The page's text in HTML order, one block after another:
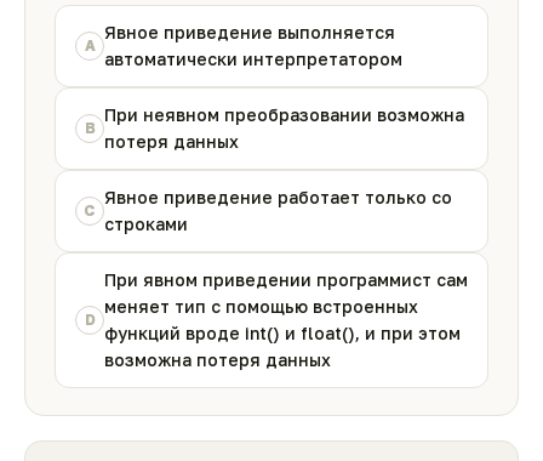
A
Явное приведение выполняется
автоматически интерпретатором
B
При неявном преобразовании возможна
потеря данных
C
Явное приведение работает только со
строками
D
При явном приведении программист сам
меняет тип с помощью встроенных
функций вроде int() и float(), и при этом
возможна потеря данных